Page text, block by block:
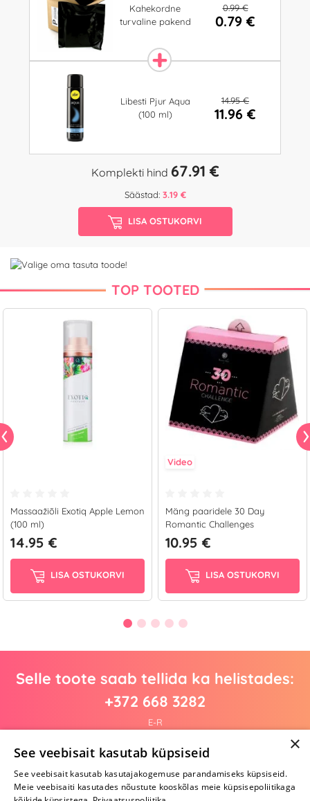
Kahekordne
turvaline pakend
0.99 €
0.79 €
Libesti Pjur Aqua
(100 ml)
14.95 €
11.96 €
Komplekti hind 67.91 €
Säästad: 3.19 €
LISA OSTUKORVI
TOP TOOTED
Massaažiõli Exotiq Apple Lemon
(100 ml)
14.95 €
LISA OSTUKORVI
Video
Mäng paaridele 30 Day
Romantic Challenges
10.95 €
LISA OSTUKORVI
Selle toote saab tellida ka helistades:
+372 668 3282
E-R
Arvustusi veel pole
Ole esimene!
×
See veebisait kasutab küpsiseid
See veebisait kasutab kasutajakogemuse parandamiseks küpsiseid.
Meie veebisaiti kasutades nõustute kooskõlas meie küpsisepoliitikaga